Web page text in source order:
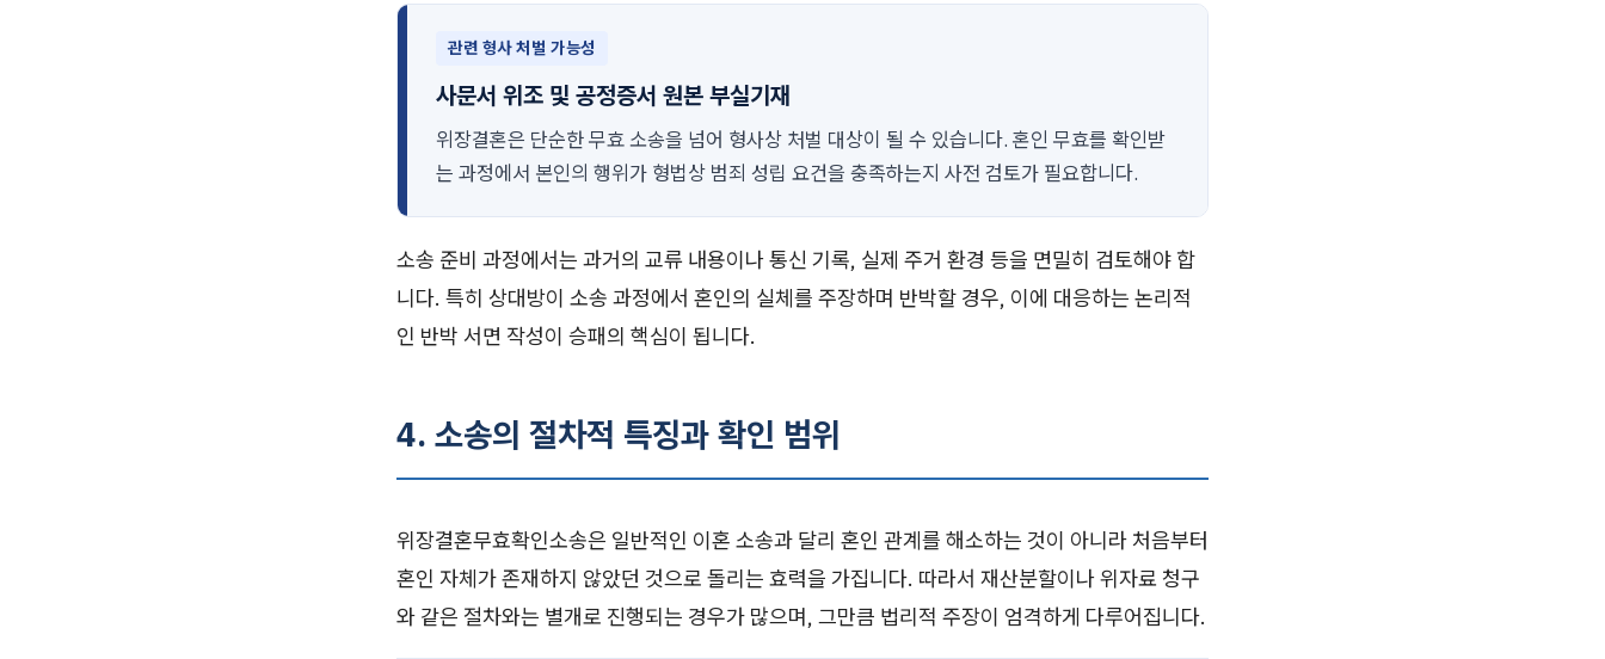
관련 형사 처벌 가능성
사문서 위조 및 공정증서 원본 부실기재
위장결혼은 단순한 무효 소송을 넘어 형사상 처벌 대상이 될 수 있습니다. 혼인 무효를 확인받
는 과정에서 본인의 행위가 형법상 범죄 성립 요건을 충족하는지 사전 검토가 필요합니다.
소송 준비 과정에서는 과거의 교류 내용이나 통신 기록, 실제 주거 환경 등을 면밀히 검토해야 합
니다. 특히 상대방이 소송 과정에서 혼인의 실체를 주장하며 반박할 경우, 이에 대응하는 논리적
인 반박 서면 작성이 승패의 핵심이 됩니다.
4. 소송의 절차적 특징과 확인 범위
위장결혼무효확인소송은 일반적인 이혼 소송과 달리 혼인 관계를 해소하는 것이 아니라 처음부터
혼인 자체가 존재하지 않았던 것으로 돌리는 효력을 가집니다. 따라서 재산분할이나 위자료 청구
와 같은 절차와는 별개로 진행되는 경우가 많으며, 그만큼 법리적 주장이 엄격하게 다루어집니다.